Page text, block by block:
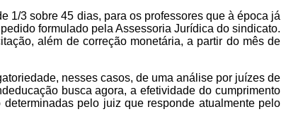
1/3 sobre 45 dias, para os professores que à época já
formulado pela Assessoria Jurídica do sindicato.
além de correção monetária, a partir do mês de
nesses casos, de uma análise por juízes de
busca agora, a efetividade do cumprimento
pelo juiz que responde atualmente pelo